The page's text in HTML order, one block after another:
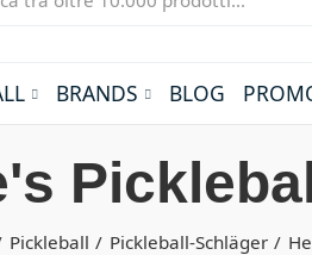
BRANDS BLOG
Pickleball Pickleball-Schläger